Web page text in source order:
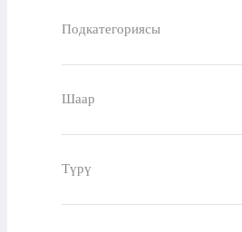
Подкатегориясы
Шаар
Түрү